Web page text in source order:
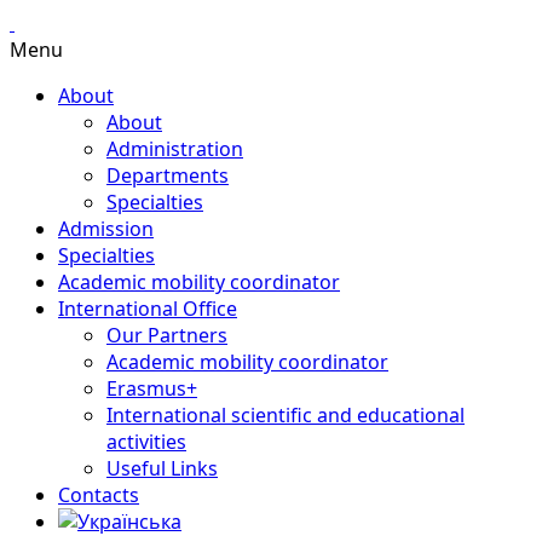
Menu
About
About
Administration
Departments
Specialties
Admission
Specialties
Academic mobility coordinator
International Office
Our Partners
Academic mobility coordinator
Erasmus+
International scientific and educational
activities
Useful Links
Contacts